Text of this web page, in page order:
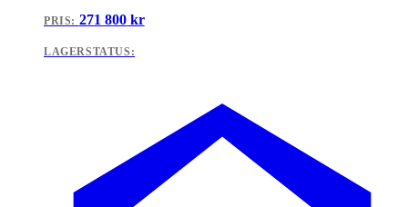
PRIS: 271 800kr
LAGERSTATUS: